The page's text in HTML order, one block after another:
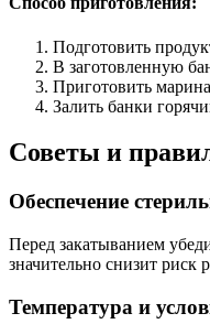
Подготовить
В заготовленную
Приготовить
Залить банки
Советы и
Обеспечение
Перед закатыванием
значительно снизит риск
Температура и